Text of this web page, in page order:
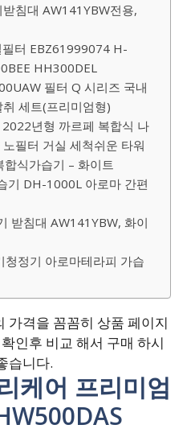
침대 AW141YBW전용,
필터 EBZ61999074 H-
HH300DEL
필터 Q 시리즈 국내
세트(프리미엄형)
년형 까르페 복합식 나
필터 거실 세척쉬운 타워
식가습기 – 화이트
기 DH-1000L 아로마 간편
받침대 AW141YBW, 화이
청정기 아로마테라피 가습
가격을 꼼꼼히 상품 페이지
인후 비교 해서 구매 하시
습니다.
케어 프리미엄